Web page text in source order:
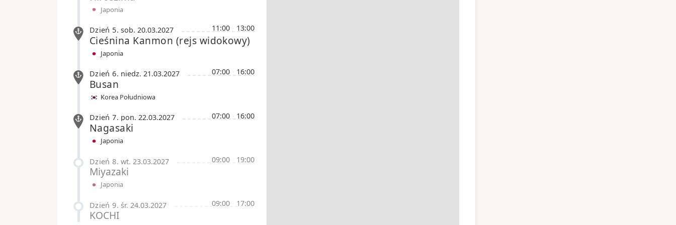
Japonia
11:00 - 13:00
Dzień 5. sob. 20.03.2027
Cieśnina Kanmon (rejs widokowy)
Japonia
07:00 - 16:00
Dzień 6. niedz. 21.03.2027
Busan
Korea Południowa
07:00 - 16:00
Dzień 7. pon. 22.03.2027
Nagasaki
Japonia
09:00 19:00
Dzień 8. wt. 23.03.2027
Miyazaki
Japonia
09:00 17:00
Dzień 9. śr. 24.03.2027
KOCHI